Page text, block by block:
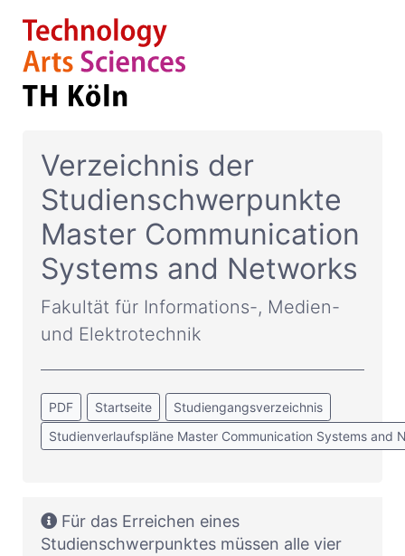
Verzeichnis der
Studienschwerpunkte
Master Communication
Systems and Networks
Fakultät für Informations-, Medien-
und Elektrotechnik
PDF Startseite
Studiengangsverzeichnis
Studienverlaufspläne Master Communication Systems and
Für das Erreichen eines
Studienschwerpunktes müssen alle vier